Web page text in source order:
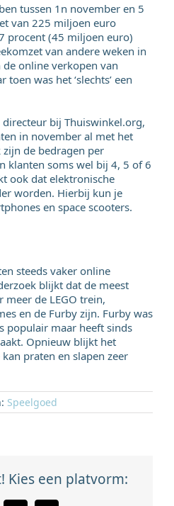
tussen 1n november en 5
van 225 miljoen euro
procent (45 miljoen euro)
van andere weken in
online verkopen van
was het ‘slechts’ een
directeur bij Thuiswinkel.org,
in november al met het
de bedragen per
klanten soms wel bij 4, 5 of 6
ook dat elektronische
worden. Hierbij kun je
en space scooters.
steeds vaker online
blijkt dat de meest
de LEGO trein,
en de Furby zijn. Furby was
populair maar heeft sinds
Opnieuw blijkt het
praten en slapen zeer
Speelgoed
Kies een platvorm: